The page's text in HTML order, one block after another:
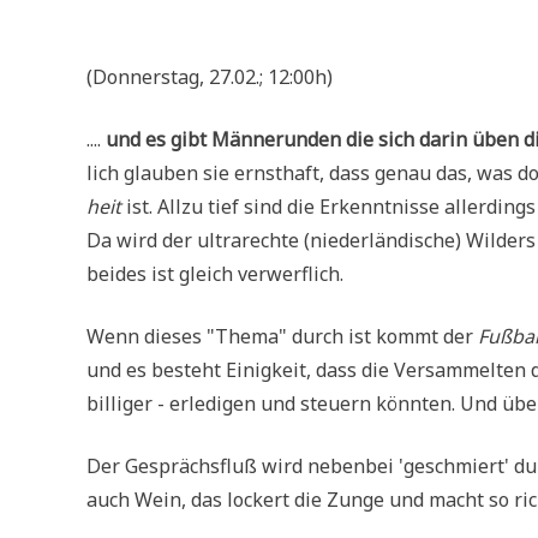
(Don­ners­tag, 27.02.; 12:00h)
.... und es gibt Män­nerun­den die sich dar­in üben
lich glau­ben sie ernst­haft, dass genau das, was
heitist. All­zu tief sind die Erkennt­nis­se
Da wird der ultra­rech­te (nie­der­län­di­sche)
bei­des ist gleich verwerflich.
Wenn die­ses "The­ma" durch ist kommt der
und es besteht Einig­keit, dass die
bil­li­ger - erle­di­gen und steu­ern könn­ten. Und
Der Gesprächs­fluß wird neben­bei 'geschmiert'
auch Wein, das lockert die Zun­ge und macht so